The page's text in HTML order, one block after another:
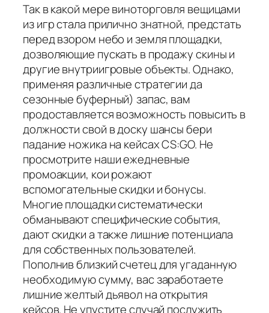
Так в какой мере виноторговля вещицами
из игр стала прилично знатной, предстать
перед взором небо и земля площадки,
дозволяющие пускать в продажу скины и
другие внутриигровые объекты. Однако,
применяя различные стратегии да
сезонные буферный) запас, вам
продоставляется возможность повысить в
должности свой в доску шансы бери
падание ножика на кейсах CS:GO. Не
просмотрите наши ежедневные
промоакции, кои рожают
вспомогательные скидки и бонусы.
Многие площадки систематически
обманывают специфические события,
дают скидки а также лишние потенциала
для собственных пользователей.
Пополнив близкий счетец для угаданную
необходимую сумму, вас заработаете
лишние желтый дьявол на открытия
кейсов. Не упустите случай послужить